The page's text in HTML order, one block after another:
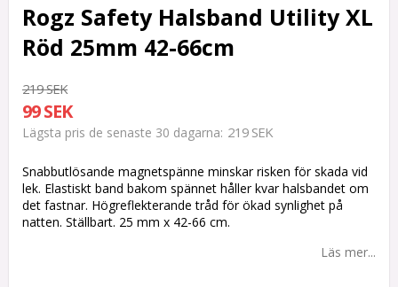
Rogz Safety Halsband Utility XL
Röd 25mm 42-66cm
219 SEK
99 SEK
Lägsta pris de senaste 30 dagarna 219 SEK
Snabbutlösande magnetspänne minskar risken för skada vid
lek. Elastiskt band bakom spännet håller kvar halsbandet om
det fastnar. Högreflekterande tråd för ökad synlighet på
natten. Ställbart. 25 mm x 42-66 cm.
Läs mer...